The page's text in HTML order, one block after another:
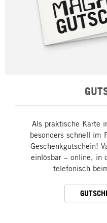
Als praktische Karte
besonders schnell im
Geschenkgutschein!
einlösbar – online, in
telefonisch